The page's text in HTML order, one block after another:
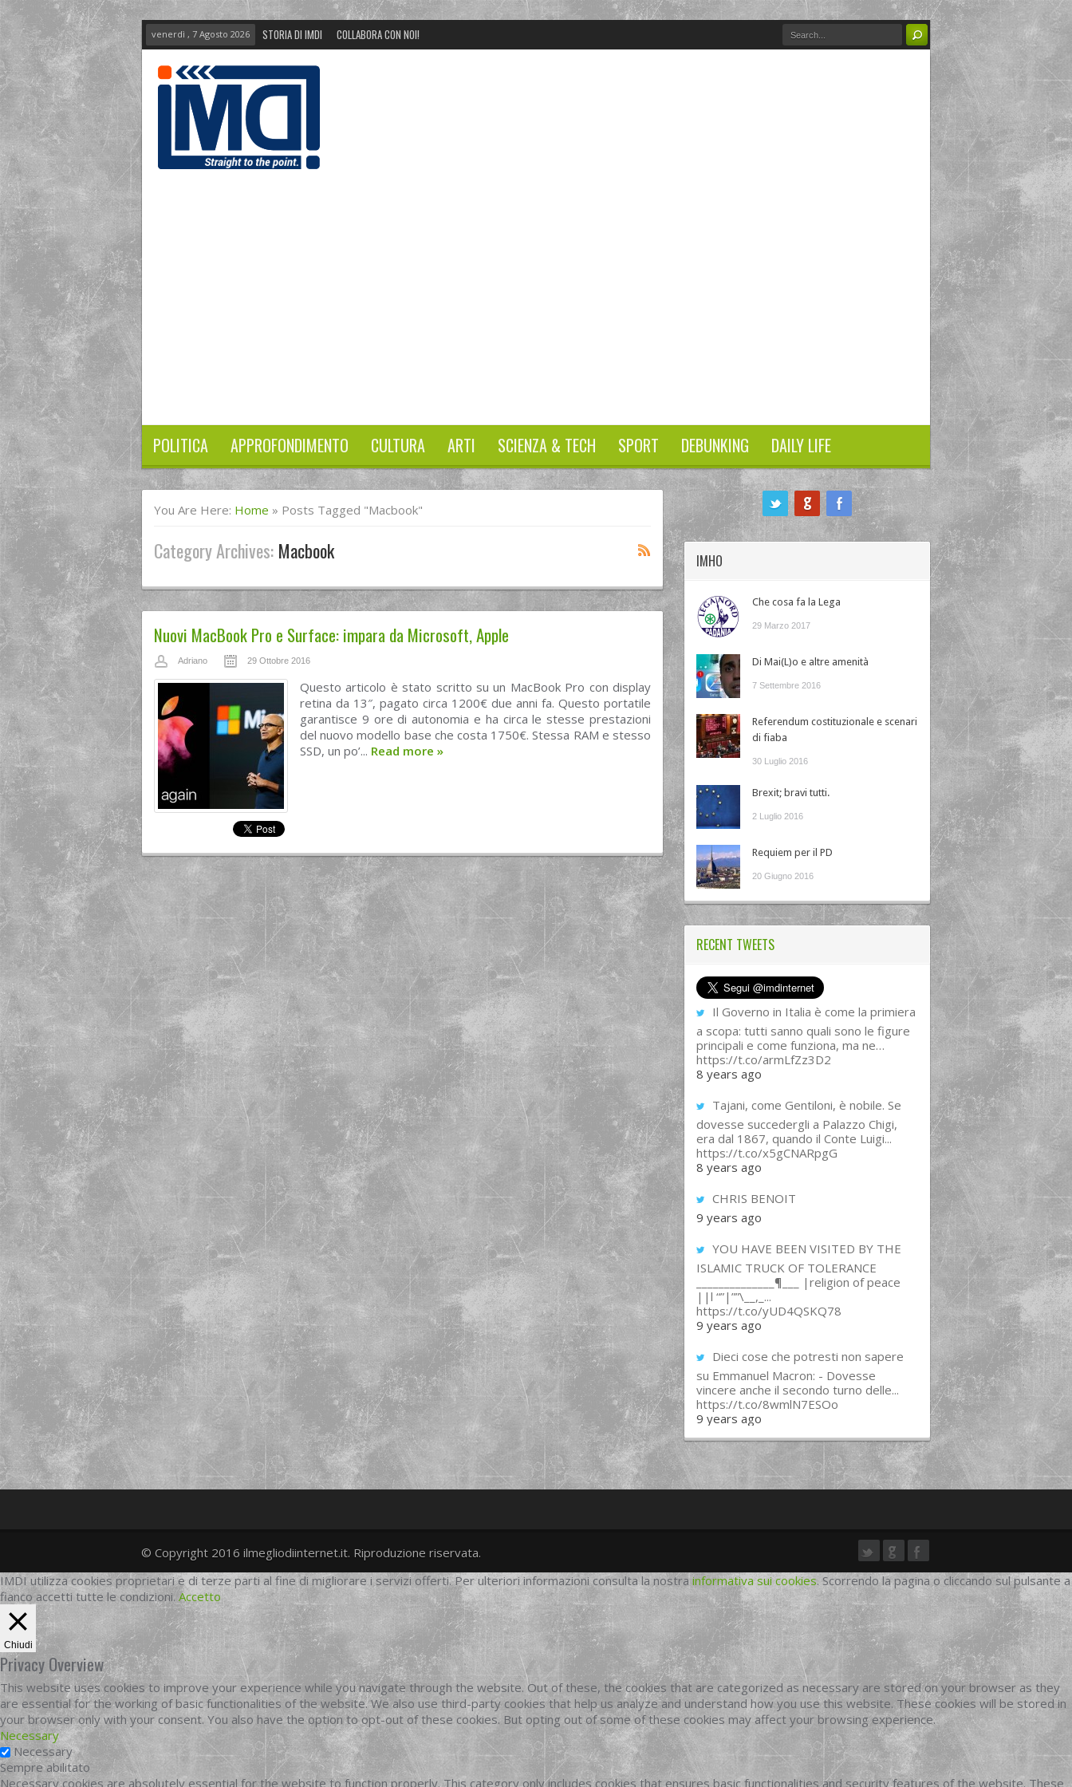
venerdì , 7 Agosto 2026 STORIA DI IMDI COLLABORA CON NOI!
POLITICA APPROFONDIMENTO CULTURA ARTI SCIENZA & TECH SPORT DEBUNKING DAILY LIFE
You Are Here: Home » Posts Tagged "macbook"
Category Archives: Macbook
Nuovi MacBook Pro e Surface: impara da Microsoft, Apple
Adriano 29 Ottobre 2016
Questo articolo è stato scritto su un MacBook Pro con display
retina da 13″, pagato circa 1200€ due anni fa. Questo portatile
garantisce 9 ore di autonomia e ha circa le stesse prestazioni
del nuovo modello base che costa 1750€. Stessa RAM e stesso
SSD, un po’... Read more »
IMHO
Che cosa fa la Lega
29 Marzo 2017
Di Mai(L)o e altre amenità
7 Settembre 2016
Referendum costituzionale e scenari
di fiaba
30 Luglio 2016
Brexit; bravi tutti.
2 Luglio 2016
Requiem per il PD
20 Giugno 2016
RECENT TWEETS
Il Governo in Italia è come la primiera
a scopa: tutti sanno quali sono le figure
principali e come funziona, ma ne…
https://t.co/armLfZz3D2
8 years ago
Tajani, come Gentiloni, è nobile. Se
dovesse succedergli a Palazzo Chigi,
era dal 1867, quando il Conte Luigi...
https://t.co/x5gCNARpgG
8 years ago
CHRIS BENOIT
9 years ago
YOU HAVE BEEN VISITED BY THE
ISLAMIC TRUCK OF TOLERANCE
______________¶___ |religion of peace
||l “”|””\__,_...
https://t.co/yUD4QSKQ78
9 years ago
Dieci cose che potresti non sapere
su Emmanuel Macron: - Dovesse
vincere anche il secondo turno delle...
https://t.co/8wmlN7ESOo
9 years ago
twittergoogleplus
facebook
© Copyright 2016 ilmegliodiinternet.it. Riproduzione riservata.
IMDI utilizza cookies proprietari e di terze parti al fine di migliorare i servizi offerti. Per ulteriori informazioni consulta la nostra informativa sui cookies. Scorrendo la pagina o cliccando sul pulsante a
fianco accetti tutte le condizioni. Accetto
Chiudi
Privacy Overview
This website uses cookies to improve your experience while you navigate through the website. Out of these, the cookies that are categorized as necessary are stored on your browser as they
are essential for the working of basic functionalities of the website. We also use third-party cookies that help us analyze and understand how you use this website. These cookies will be stored in
your browser only with your consent. You also have the option to opt-out of these cookies. But opting out of some of these cookies may affect your browsing experience.
Necessary
Necessary
Sempre abilitato
Necessary cookies are absolutely essential for the website to function properly. This category only includes cookies that ensures basic functionalities and security features of the website. These